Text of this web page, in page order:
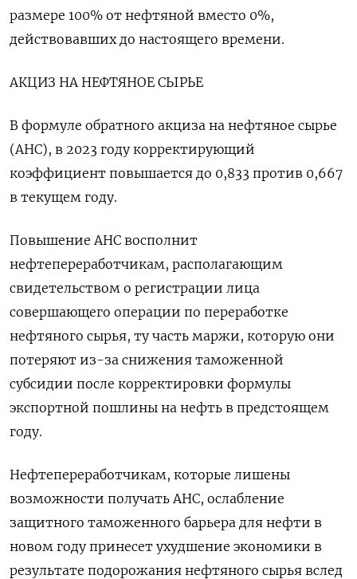
размере 100% от нефтяной вместо 0%,
действовавших до настоящего времени.
АКЦИЗ НА НЕФТЯНОЕ СЫРЬЕ
В формуле обратного акциза на нефтяное сырье
(АНС), в 2023 году корректирующий
коэффициент повышается до 0,833 против 0,667
в текущем году.
Повышение АНС восполнит
нефтепереработчикам, располагающим
свидетельством о регистрации лица
совершающего операции по переработке
нефтяного сырья, ту часть маржи, которую они
потеряют из-за снижения таможенной
субсидии после корректировки формулы
экспортной пошлины на нефть в предстоящем
году.
Нефтепереработчикам, которые лишены
возможности получать АНС, ослабление
защитного таможенного барьера для нефти в
новом году принесет ухудшение экономики в
результате подорожания нефтяного сырья вслед